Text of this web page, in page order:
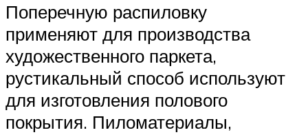
Поперечную распиловку
применяют для производства
художественного паркета,
рустикальный способ используют
для изготовления полового
покрытия. Пиломатериалы,